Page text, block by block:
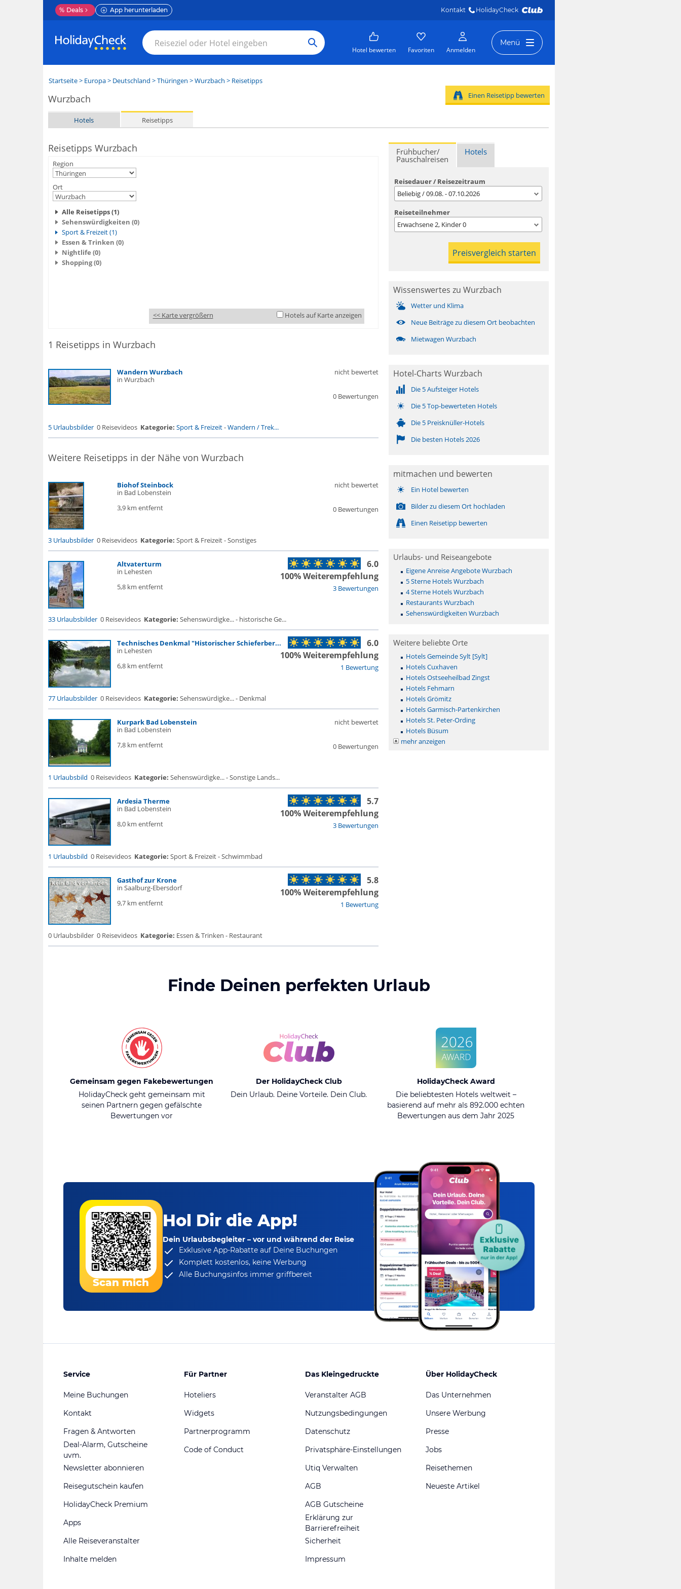
% Deals App herunterladen Kontakt HolidayCheck
Hotel bewerten Favoriten Anmelden
Menü
Startseite> Europa> Deutschland >Thüringen >Wurzbach > Reisetipps
Wurzbach
Hotels Reisetipps
Einen Reisetipp bewerten
Reisetipps Wurzbach
Region
Ort
Alle Reisetipps (1)
Sehenswürdigkeiten (0)
Sport & Freizeit (1)
Essen & Trinken (0)
Nightlife (0)
Shopping (0)
<< Karte vergrößern Hotels auf Karte anzeigen
1 Reisetipps in Wurzbach
Wandern Wurzbach
in Wurzbach
0 Bewertungen
nicht bewertet
5 Urlaubsbilder 0 Reisevideos Kategorie: Sport & Freizeit-Wandern / Trek...
Weitere Reisetipps in der Nähe von Wurzbach
Biohof Steinbock
in Bad Lobenstein
3,9 km entfernt
0 Bewertungen
nicht bewertet
3 Urlaubsbilder 0 Reisevideos Kategorie: Sport & Freizeit - Sonstiges
Altvaterturm
in Lehesten
5,8 km entfernt
3 Bewertungen
6.0
100% Weiterempfehlung
33 Urlaubsbilder 0 Reisevideos Kategorie: Sehenswürdigke... - historische Ge...
Technisches Denkmal "Historischer Schieferber...
in Lehesten
6,8 km entfernt
1 Bewertung
6.0
100% Weiterempfehlung
77 Urlaubsbilder 0 Reisevideos Kategorie: Sehenswürdigke... - Denkmal
Kurpark Bad Lobenstein
in Bad Lobenstein
7,8 km entfernt
0 Bewertungen
nicht bewertet
1 Urlaubsbild 0 Reisevideos Kategorie: Sehenswürdigke... - Sonstige Lands...
Ardesia Therme
in Bad Lobenstein
8,0 km entfernt
3 Bewertungen
5.7
100% Weiterempfehlung
1 Urlaubsbild 0 Reisevideos Kategorie: Sport & Freizeit - Schwimmbad
Gasthof zur Krone
in Saalburg-Ebersdorf
9,7 km entfernt
1 Bewertung
5.8
100% Weiterempfehlung
0 Urlaubsbilder 0 Reisevideos Kategorie: Essen & Trinken - Restaurant
Frühbucher/
Pauschalreisen
Hotels
Reisedauer / Reisezeitraum
Beliebig / 09.08. - 07.10.2026
Reiseteilnehmer
Erwachsene2, Kinder0
Wissenswertes zu Wurzbach
Wetter und Klima
Neue Beiträge zu diesem Ort beobachten
Mietwagen Wurzbach
Hotel-Charts Wurzbach
Die 5 Aufsteiger Hotels
Die 5 Top-bewerteten Hotels
Die 5 Preisknüller-Hotels
Die besten Hotels 2026
mitmachen und bewerten
Ein Hotel bewerten
Bilder zu diesem Ort hochladen
Einen Reisetipp bewerten
Urlaubs- und Reiseangebote
Eigene Anreise Angebote Wurzbach
5 Sterne Hotels Wurzbach
4 Sterne Hotels Wurzbach
Restaurants Wurzbach
Sehenswürdigkeiten Wurzbach
Weitere beliebte Orte
Hotels Gemeinde Sylt [Sylt]
Hotels Cuxhaven
Hotels Ostseeheilbad Zingst
Hotels Fehmarn
Hotels Grömitz
Hotels Garmisch-Partenkirchen
Hotels St. Peter-Ording
Hotels Büsum
mehr anzeigen
Finde Deinen perfekten Urlaub
Gemeinsam gegen Fakebewertungen
HolidayCheck geht gemeinsam mit
seinen Partnern gegen gefälschte
Bewertungen vor
Der HolidayCheck Club
Dein Urlaub. Deine Vorteile. Dein Club.
HolidayCheck Award
Die beliebtesten Hotels weltweit –
basierend auf mehr als 892.000 echten
Bewertungen aus dem Jahr 2025
Scan mich
Hol Dir die App!
Dein Urlaubsbegleiter – vor und während der Reise
Exklusive App-Rabatteauf Deine Buchungen
Komplett kostenlos, keine Werbung
Alle Buchungsinfos immer griffbereit
Service
Meine Buchungen
Kontakt
Fragen & Antworten
Deal-Alarm, Gutscheine
uvm.
Newsletter abonnieren
Reisegutschein kaufen
HolidayCheck Premium
Apps
Alle Reiseveranstalter
Inhalte melden
Für Partner
Hoteliers
Widgets
Partnerprogramm
Code of Conduct
Das Kleingedruckte
Veranstalter AGB
Nutzungsbedingungen
Datenschutz
Privatsphäre-Einstellungen
Utiq Verwalten
AGB
AGB Gutscheine
Erklärung zur
Barrierefreiheit
Sicherheit
Impressum
Über HolidayCheck
Das Unternehmen
Unsere Werbung
Presse
Jobs
Reisethemen
Neueste Artikel